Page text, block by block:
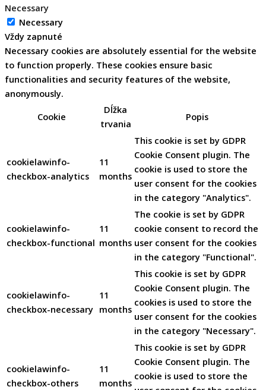
Necessary
Necessary
Vždy zapnuté
Necessary cookies are absolutely essential for the website
to function properly. These cookies ensure basic
functionalities and security features of the website,
anonymously.
Cookie
Dĺžka
trvania
Popis
cookielawinfo-
checkbox-analytics
11
months
This cookie is set by GDPR
Cookie Consent plugin. The
cookie is used to store the
user consent for the cookies
in the category "Analytics".
cookielawinfo-
checkbox-functional
11
months
The cookie is set by GDPR
cookie consent to record the
user consent for the cookies
in the category "Functional".
cookielawinfo-
checkbox-necessary
11
months
This cookie is set by GDPR
Cookie Consent plugin. The
cookies is used to store the
user consent for the cookies
in the category "Necessary".
cookielawinfo-
checkbox-others
11
months
This cookie is set by GDPR
Cookie Consent plugin. The
cookie is used to store the